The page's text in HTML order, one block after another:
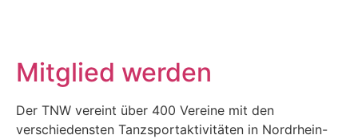
Mitglied werden
Der TNW vereint über 400 Vereine mit den
verschiedensten Tanzsportaktivitäten in Nordrhein-